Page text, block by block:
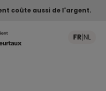
coûte aussi de l'argent.
FR NL